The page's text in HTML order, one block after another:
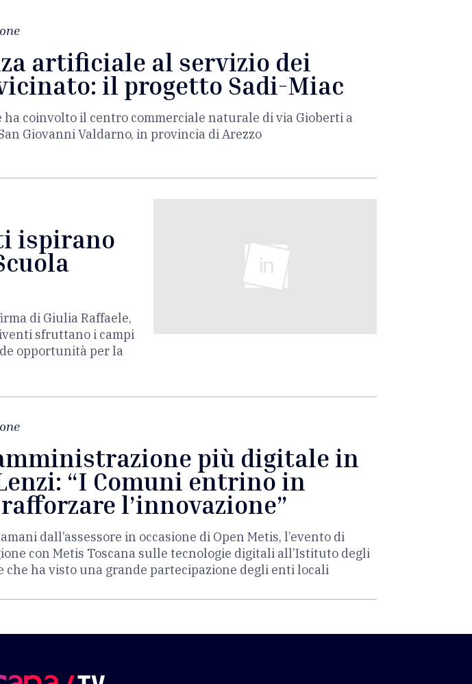
artificiale al servizio dei
il progetto Sadi-Miac
ha coinvolto il centro commerciale naturale di via Gioberti a
Giovanni Valdarno, in provincia di Arezzo
ispirano
di Giulia Raffaele,
sfruttano i campi
opportunità per la
più digitale in
“I Comuni entrino in
l’innovazione”
dall’assessore in occasione di Open Metis, l’evento di
con Metis Toscana sulle tecnologie digitali all’Istituto degli
che ha visto una grande partecipazione degli enti locali